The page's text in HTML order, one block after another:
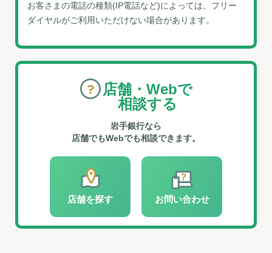
お客さまの電話の種類(IP電話など)によっては、フリー
ダイヤルがご利⽤いただけない場合があります。
店舗・Webで
相談する
岩手銀行なら
店舗でもWebでも相談できます。
店舗を探す お問い合わせ